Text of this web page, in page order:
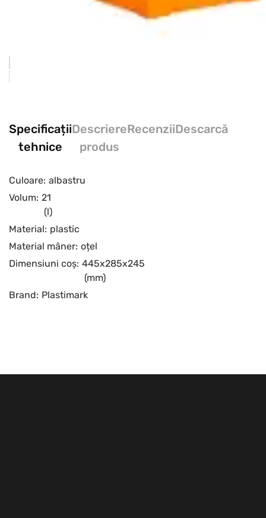
Specificații
tehnice
Descriere
produs
RecenziiDescarcă
Culoare: albastru
Volum: 21
(l)
Material: plastic
Material mâner: oțel
Dimensiuni coș: 445x285x245
(mm)
Brand: Plastimark